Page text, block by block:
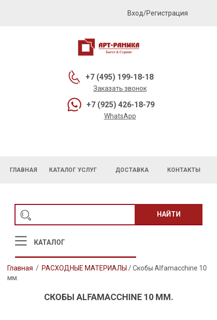
Вход/Регистрация
+7 (495) 199-18-18
Заказать звонок
+7 (925) 426-18-79
WhatsApp
ГЛАВНАЯ КАТАЛОГ УСЛУГ ДОСТАВКА КОНТАКТЫ
НАЙТИ
КАТАЛОГ
Главная / РАСХОДНЫЕ МАТЕРИАЛЫ /Скобы Alfamacchine 10
мм.
СКОБЫ ALFAMACCHINE 10 ММ.